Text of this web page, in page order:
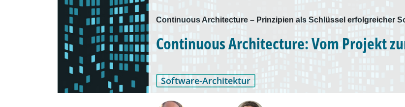
Continuous Architecture – Prinzipien als Schlüssel erfolgreicher
Continuous Architecture: Vom Projekt
Software-Architektur